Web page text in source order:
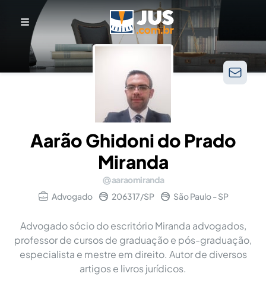
Aarão Ghidoni do Prado
Miranda
aaraomiranda
Advogado
206317/SP São Paulo - SP
Advogado sócio do escritório Miranda advogados,
professor de cursos de graduação e pós-graduação,
especialista e mestre em direito. Autor de diversos
artigos e livros jurídicos.